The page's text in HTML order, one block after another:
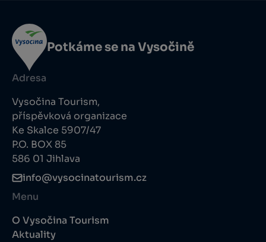
Potkáme se na Vysočině
Adresa
Vysočina Tourism,
příspěvková organizace
Ke Skalce 5907/47
P.O. BOX 85
586 01 Jihlava
info@vysocinatourism.cz
Menu
O Vysočina Tourism
Aktuality